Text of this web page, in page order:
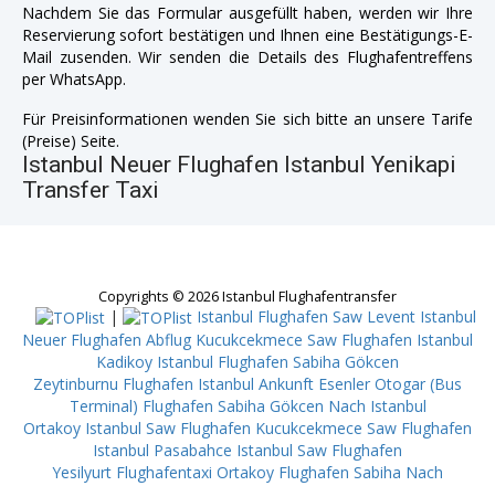
Nachdem Sie das Formular ausgefüllt haben, werden wir Ihre
Reservierung sofort bestätigen und Ihnen eine Bestätigungs-E-
Mail zusenden. Wir senden die Details des Flughafentreffens
per WhatsApp.
Für Preisinformationen wenden Sie sich bitte an unsere Tarife
(Preise) Seite.
Istanbul Neuer Flughafen Istanbul Yenikapi
Transfer Taxi
Copyrights © 2026 Istanbul Flughafentransfer
| Istanbul Flughafen Saw Levent Istanbul
Neuer Flughafen Abflug Kucukcekmece Saw Flughafen Istanbul
Kadikoy Istanbul Flughafen Sabiha Gökcen
Zeytinburnu Flughafen Istanbul Ankunft Esenler Otogar (Bus
Terminal) Flughafen Sabiha Gökcen Nach Istanbul
Ortakoy Istanbul Saw Flughafen Kucukcekmece Saw Flughafen
Istanbul Pasabahce Istanbul Saw Flughafen
Yesilyurt Flughafentaxi Ortakoy Flughafen Sabiha Nach